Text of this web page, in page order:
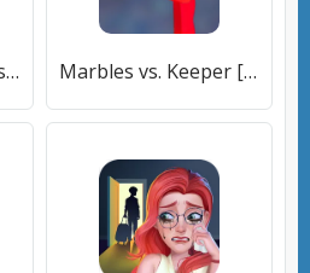
Word Garden : Crosswords (Уорд Гарден) [МОД Premium] APK Android Marbles vs. Keeper [МОД Mega Pack] APK Android